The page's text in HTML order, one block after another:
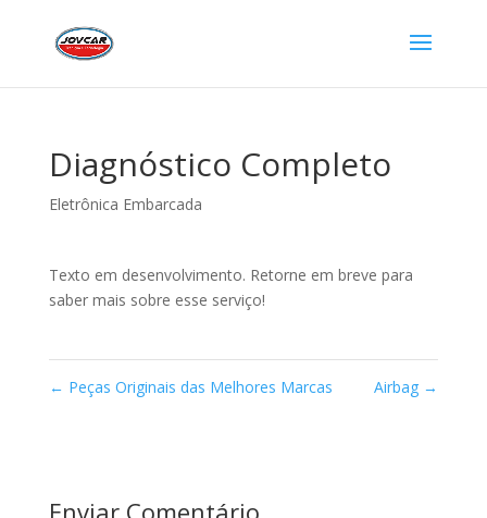
Diagnóstico Completo
Eletrônica Embarcada
Texto em desenvolvimento. Retorne em breve para
saber mais sobre esse serviço!
← Peças Originais das Melhores Marcas Airbag →
Enviar Comentário